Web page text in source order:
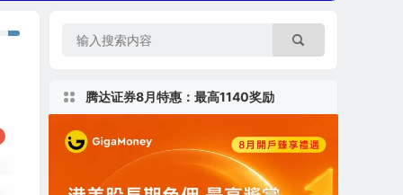
腾达证券8月特惠：最高1140奖励